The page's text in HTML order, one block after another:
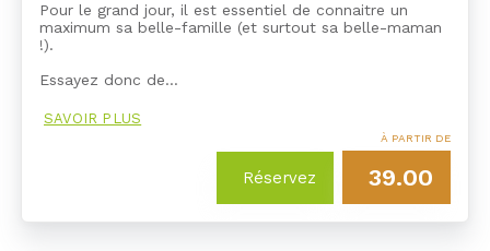
Pour le grand jour, il est essentiel de connaitre un
maximum sa belle-famille (et surtout sa belle-maman
!).
Essayez donc de…
SAVOIR PLUS
Réservez
À PARTIR DE
39.00